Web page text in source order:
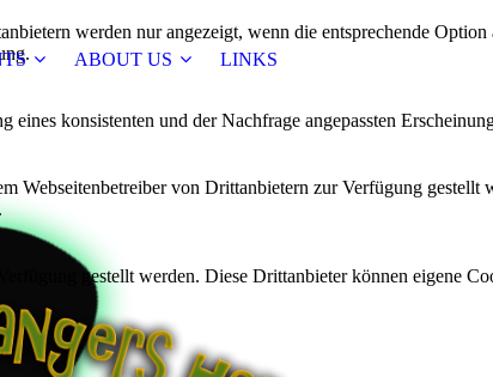
ABOUT US LINKS
werden nur angezeigt, wenn die entsprechende
konsistenten und der Nachfrage angepassten
Webseitenbetreiber von Drittanbietern zur Verfügung gestellt
gestellt werden. Diese Drittanbieter können eigene